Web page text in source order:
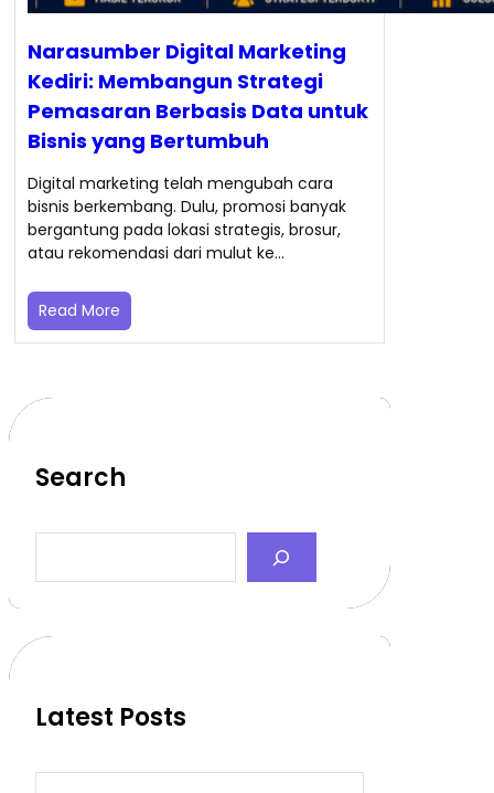
Narasumber Digital Marketing
Kediri: Membangun Strategi
Pemasaran Berbasis Data untuk
Bisnis yang Bertumbuh
Digital marketing telah mengubah cara
bisnis berkembang. Dulu, promosi banyak
bergantung pada lokasi strategis, brosur,
atau rekomendasi dari mulut ke…
Read More
Search
a
c
Latest Posts